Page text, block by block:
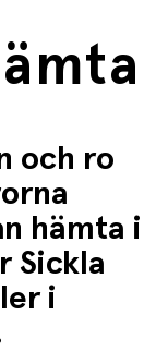
och ro
hämta i
Sickla
i